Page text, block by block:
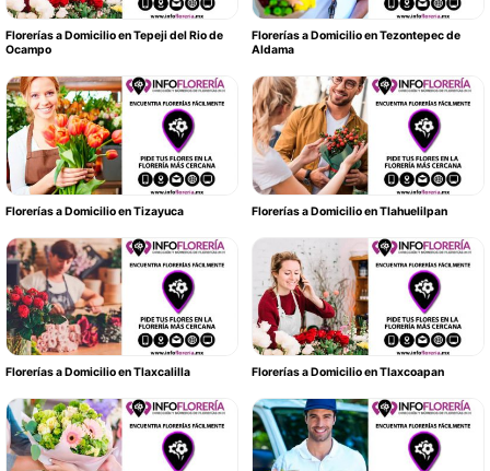
Florerías a Domicilio en Tepeji del Rio de
Ocampo
Florerías a Domicilio en Tezontepec de
Aldama
Florerías a Domicilio en Tizayuca Florerías a Domicilio en Tlahuelilpan
Florerías a Domicilio en Tlaxcalilla Florerías a Domicilio en Tlaxcoapan